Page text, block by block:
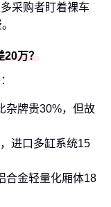
采购者盯着裸车
万？
杂牌贵30%，但故
进口多缸系统15
合金轻量化厢体18